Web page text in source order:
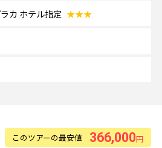
機内エンターテインメントをお楽しみ
。
社の事情により予告なく変更となる
カ ホテル指定 ★★★
このツアーの最安値 366,000円